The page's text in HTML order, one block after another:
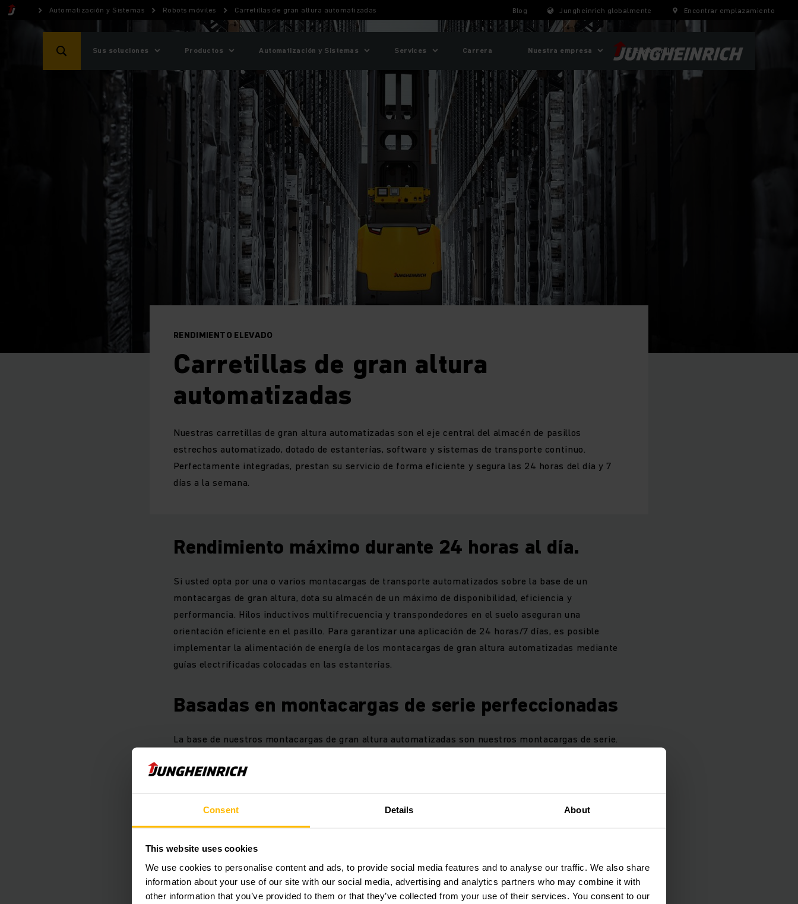
Consent Details About
This website uses cookies
We use cookies to personalise content and ads, to provide social media features and to analyse our traffic. We also share
information about your use of our site with our social media, advertising and analytics partners who may combine it with
other information that you’ve provided to them or that they’ve collected from your use of their services. You consent to our
Automatización y Sistemas Robots móviles Carretillas de gran altura automatizadas Blog Jungheinrich globalmente Encontrar emplazamiento
Sus soluciones Productos Automatización y Sistemas Services Carrera Nuestra empresa Tienda Online
RENDIMIENTO ELEVADO
Carretillas de gran altura
automatizadas
Nuestras carretillas de gran altura automatizadas son el eje central del almacén de pasillos
estrechos automatizado, dotado de estanterías, software y sistemas de transporte continuo.
Perfectamente integradas, prestan su servicio de forma eficiente y segura las 24 horas del día y 7
días a la semana.
Rendimiento máximo durante 24 horas al día.
Si usted opta por una o varios montacargas de transporte automatizados sobre la base de un
montacargas de gran altura, dota su almacén de un máximo de disponibilidad, eficiencia y
performancia. Hilos inductivos multifrecuencia y transpondedores en el suelo aseguran una
orientación eficiente en el pasillo. Para garantizar una aplicación de 24 horas/7 días, es posible
implementar la alimentación de energía de los montacargas de gran altura automatizadas mediante
guías electrificadas colocadas en las estanterías.
Basadas en montacargas de serie perfeccionadas
La base de nuestros montacargas de gran altura automatizadas son nuestros montacargas de serie.
estándar probados y contrastados en múltiples ocasiones se completan con los correspondientes
eficientes para sus tareas de almacenamiento en grandes alturas de elevación.
Gradualmente automatizable
Puede también automatizar sus montacargas manuales gradualmente equipando así su almacén de
pasillos estrechos